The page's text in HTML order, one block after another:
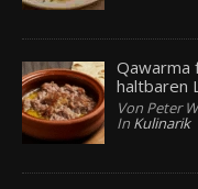
Qawarma
haltbaren
Von Peter
In Kulinarik